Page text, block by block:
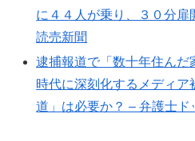
に４４人が乗り、３０分
読売新聞
逮捕報道で「数十年住んだ
時代に深刻化するメディア
道」は必要か？ – 弁護士ド